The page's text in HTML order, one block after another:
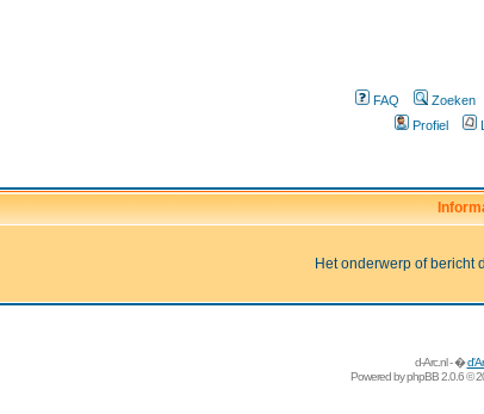
FAQ Zoeken
Profiel
Het onderwerp of bericht
d-Arc.nl - �
Powered byphpBB2.0.6 ©